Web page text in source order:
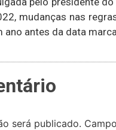
mudanças nas
ano antes da data
será publicado.